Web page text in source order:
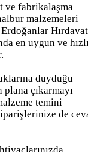
ve fabrikalaşma
malzemeleri
Hırdavat
en uygun ve
duyduğu
çıkarmayı
temini
de